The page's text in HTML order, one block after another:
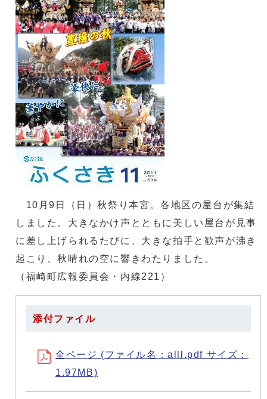
10月9日（日）秋祭り本宮。各地区の屋台が集結
しました。大きなかけ声とともに美しい屋台が見事
に差し上げられるたびに、大きな拍手と歓声が沸き
起こり、秋晴れの空に響きわたりました。
（福崎町広報委員会・内線221）
添付ファイル
全ページ (ファイル名：alll.pdf サイズ：
1.97MB)